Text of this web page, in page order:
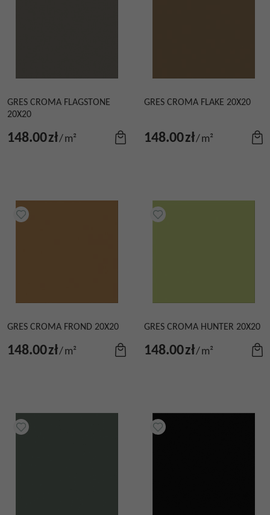
GRES CROMA FLAGSTONE
20X20
148.00zł/m²
GRES CROMA FLAKE 20X20
148.00zł/m²
GRES CROMA FROND 20X20
148.00zł/m²
GRES CROMA HUNTER 20X20
148.00zł/m²